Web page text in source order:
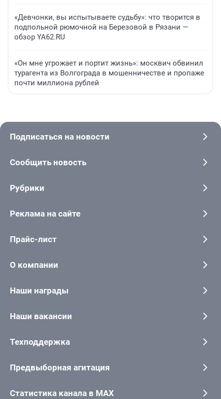
«Девчонки, вы испытываете судьбу»: что творится в
подпольной рюмочной на Березовой в Рязани —
обзор YA62.RU
«Он мне угрожает и портит жизнь»: москвич обвинил
турагента из Волгограда в мошенничестве и пропаже
почти миллиона рублей
Подписаться на новости
Сообщить новость
Рубрики
Реклама на сайте
Прайс-лист
О компании
Наши награды
Наши вакансии
Техподдержка
Предвыборная агитация
Статистика канала в MAX